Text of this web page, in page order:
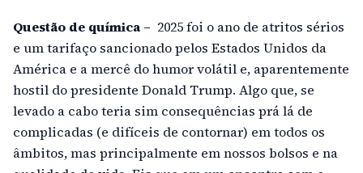
Questão de química – 2025 foi o ano de atritos sérios
e um tarifaço sancionado pelos Estados Unidos da
América e a mercê do humor volátil e, aparentemente
hostil do presidente Donald Trump. Algo que, se
levado a cabo teria sim consequências prá lá de
complicadas (e difíceis de contornar) em todos os
âmbitos, mas principalmente em nossos bolsos e na